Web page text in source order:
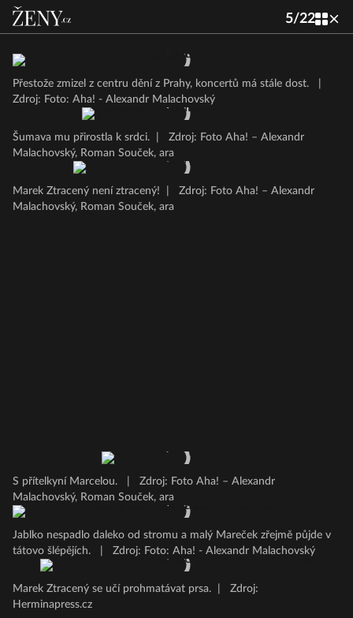
5/22
Přestože zmizel z centru dění z Prahy, koncertů má stále dost.
Zdroj: Foto: Aha! - Alexandr Malachovský
Šumava mu přirostla k srdci.
Zdroj: Foto Aha! – Alexandr
Malachovský, Roman Souček, ara
Marek Ztracený není ztracený!
Zdroj: Foto Aha! – Alexandr
Malachovský, Roman Souček, ara
S přítelkyní Marcelou.
Zdroj: Foto Aha! – Alexandr
Malachovský, Roman Souček, ara
Jablko nespadlo daleko od stromu a malý Mareček zřejmě půjde v
tátovo šlépějích.
Zdroj: Foto: Aha! - Alexandr Malachovský
Marek Ztracený se učí prohmatávat prsa.
Zdroj:
Herminapress.cz